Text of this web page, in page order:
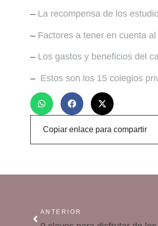
– La recompensa de los
– Factores a tener en cuenta
– Los gastos y beneficios del
– Estos son los 15 colegios
Copiar enlace para compartir
ANTERIOR